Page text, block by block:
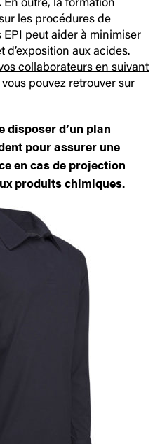
. En outre, la formation
les procédures de
EPI peut aider à minimiser
d’exposition aux acides.
collaborateurs en suivant
pouvez retrouver sur
disposer d’un plan
pour assurer une
en cas de projection
produits chimiques.